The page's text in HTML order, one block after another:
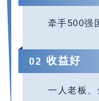
牵手500强
02 收益好
一人老板、